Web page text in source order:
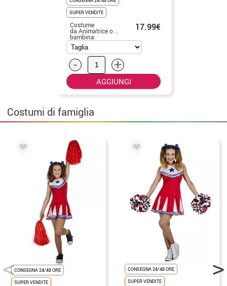
SUPER VENDITE
Costume
da Animatrice o Cheerleader per
bambina
17.99€
- +
AGGIUNGI
Costumi di famiglia
CONSEGNA 24/48 ORE
SUPER VENDITE
CONSEGNA 24/48 ORE
SUPER VENDITE